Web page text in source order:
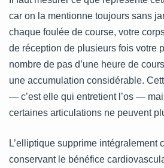
car on la mentionne toujours sans
chaque foulée de course, votre
de réception de plusieurs fois votre
nombre de pas d’une heure de
une accumulation considérable.
— c’est elle qui entretient l’os —
certaines articulations ne peuvent
L’elliptique supprime intégralement
conservant le bénéfice